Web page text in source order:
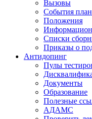
Вызовы
События
Положения
Списки
Приказы о
Антидопинг
Пулы
Документы
Образование
Полезные
АДАМС